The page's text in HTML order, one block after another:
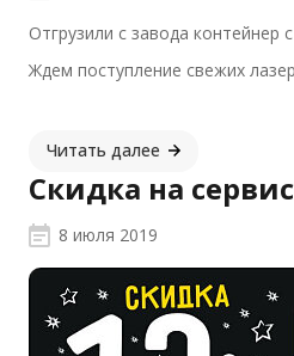
Отгрузили с завода контейнер
Ждем поступление свежих
Читать далее
Скидка на сервис
8 июля 2019